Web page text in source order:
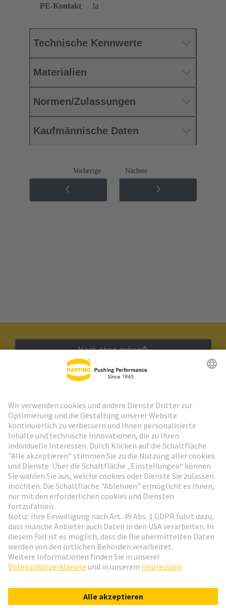
PE-Kontakt
Ja
Technische Kennwerte
Materialien
Normen/Zulassungen
Kaufmännische Daten
Vorherige Nächste
Nach oben gehen
Weiter zur Anmeldung
Social Media
Schweiz Deutsch
© HARTING Technologiegruppe